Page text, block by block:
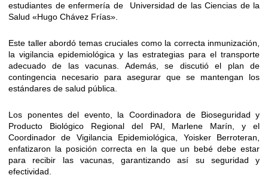
estudiantes de enfermería de Universidad de las Ciencias de la
Salud «Hugo Chávez Frías».
Este taller abordó temas cruciales como la correcta inmunización,
la vigilancia epidemiológica y las estrategias para el transporte
adecuado de las vacunas. Además, se discutió el plan de
contingencia necesario para asegurar que se mantengan los
estándares de salud pública.
Los ponentes del evento, la Coordinadora de Bioseguridad y
Producto Biológico Regional del PAI, Marlene Marín, y el
Coordinador de Vigilancia Epidemiológica, Yoisker Berroteran,
enfatizaron la posición correcta en la que un bebé debe estar
para recibir las vacunas, garantizando así su seguridad y
efectividad.